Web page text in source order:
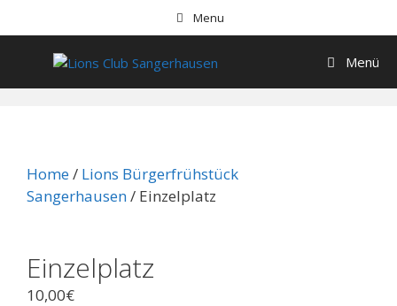
Menu
Menü
Home/ Lions Bürgerfrühstück
Sangerhausen/ Einzelplatz
Einzelplatz
10,00€